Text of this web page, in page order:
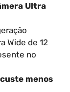
Ultra
Wide de 12
no
menos